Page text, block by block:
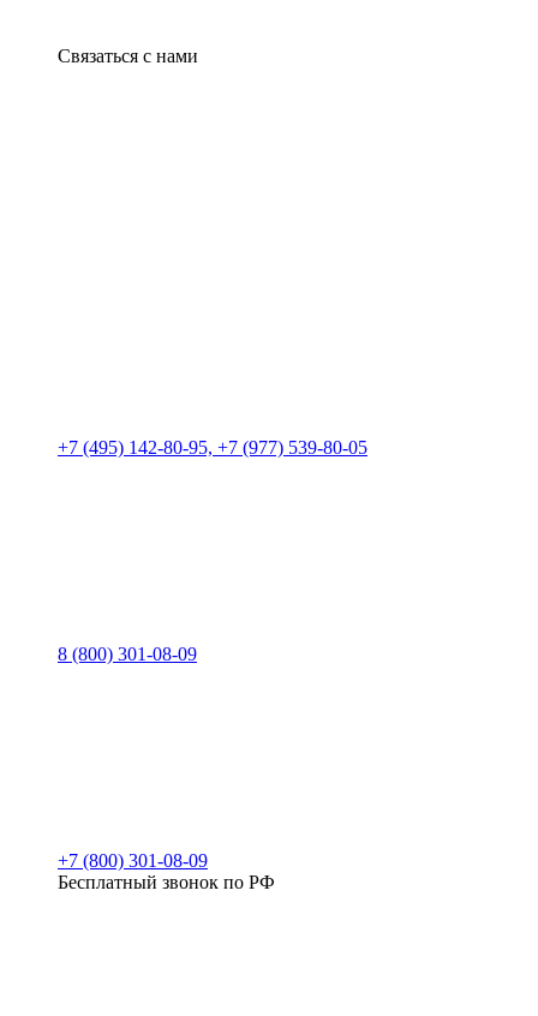
Связаться с нами
+7 (495) 142-80-95, +7 (977) 539-80-05
8 (800) 301-08-09
+7 (800) 301-08-09
Бесплатный звонок по РФ